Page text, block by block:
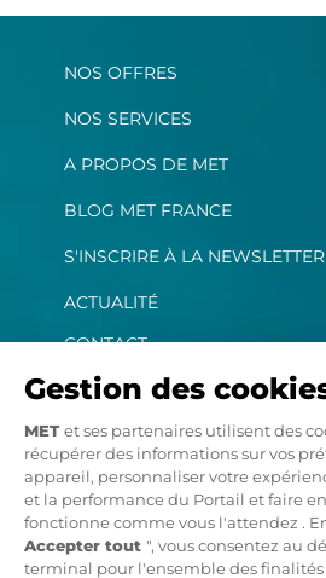
NOS OFFRES
NOS SERVICES
A PROPOS DE MET
BLOG MET FRANCE
S'INSCRIRE À LA NEWSLETTER
ACTUALITÉ
CONTACT